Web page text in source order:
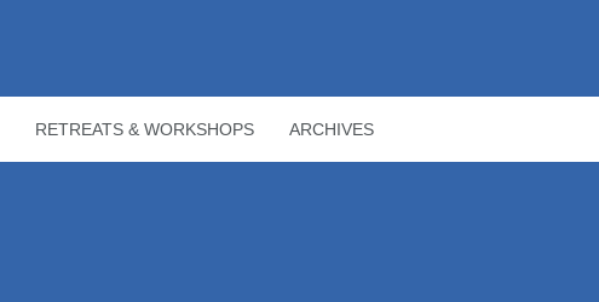
RETREATS & WORKSHOPS ARCHIVES